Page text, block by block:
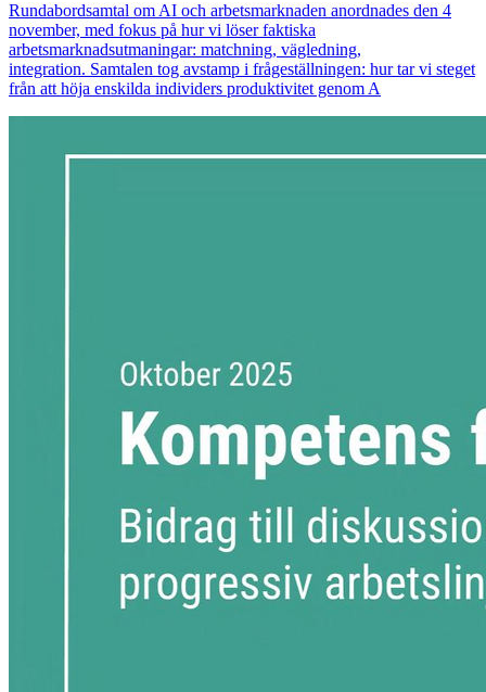
Rundabordsamtal om AI och arbetsmarknaden anordnades den 4
november, med fokus på hur vi löser faktiska
arbetsmarknadsutmaningar: matchning, vägledning,
integration. Samtalen tog avstamp i frågeställningen: hur tar vi steget
från att höja enskilda individers produktivitet genom A